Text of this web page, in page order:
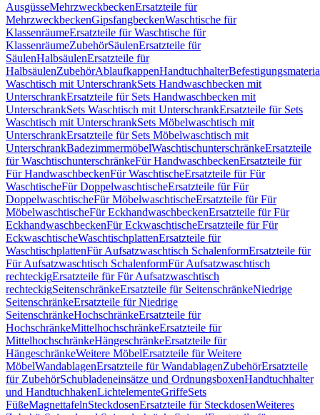
AusgüsseMehrzweckbeckenErsatzteile für
MehrzweckbeckenGipsfangbeckenWaschtische für
KlassenräumeErsatzteile für Waschtische für
KlassenräumeZubehörSäulenErsatzteile für
SäulenHalbsäulenErsatzteile für
HalbsäulenZubehörAblaufkappenHandtuchhalter
Waschtisch mit UnterschrankSets Handwaschbecken mit
UnterschrankErsatzteile für Sets Handwaschbecken mit
UnterschrankSets Waschtisch mit UnterschrankErsatzteile für Sets
Waschtisch mit UnterschrankSets Möbelwaschtisch mit
UnterschrankErsatzteile für Sets Möbelwaschtisch mit
UnterschrankBadezimmermöbelWaschtischunterschränkeErsatzteile
für WaschtischunterschränkeFür HandwaschbeckenErsatzteile für
Für HandwaschbeckenFür WaschtischeErsatzteile für Für
WaschtischeFür DoppelwaschtischeErsatzteile für Für
DoppelwaschtischeFür MöbelwaschtischeErsatzteile für Für
MöbelwaschtischeFür EckhandwaschbeckenErsatzteile für Für
EckhandwaschbeckenFür EckwaschtischeErsatzteile für Für
EckwaschtischeWaschtischplattenErsatzteile für
WaschtischplattenFür Aufsatzwaschtisch SchalenformErsatzteile für
Für Aufsatzwaschtisch SchalenformFür Aufsatzwaschtisch
rechteckigErsatzteile für Für Aufsatzwaschtisch
rechteckigSeitenschränkeErsatzteile für SeitenschränkeNiedrige
SeitenschränkeErsatzteile für Niedrige
SeitenschränkeHochschränkeErsatzteile für
HochschränkeMittelhochschränkeErsatzteile für
MittelhochschränkeHängeschränkeErsatzteile für
HängeschränkeWeitere MöbelErsatzteile für Weitere
MöbelWandablagenErsatzteile für WandablagenZubehörErsatzteile
für ZubehörSchubladeneinsätze und OrdnungsboxenHandtuchhalter
und HandtuchhakenLichtelementeGriffeSets
FüßeMagnettafelnSteckdosenErsatzteile für SteckdosenWeiteres